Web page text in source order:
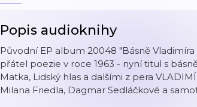
Popis audioknihy
Původní EP album 20048 "Básně
přátel poezie v roce 1963 - nyní titul s
Matka, Lidský hlas a dalšími z pera
Milana Friedla, Dagmar Sedláčkové a